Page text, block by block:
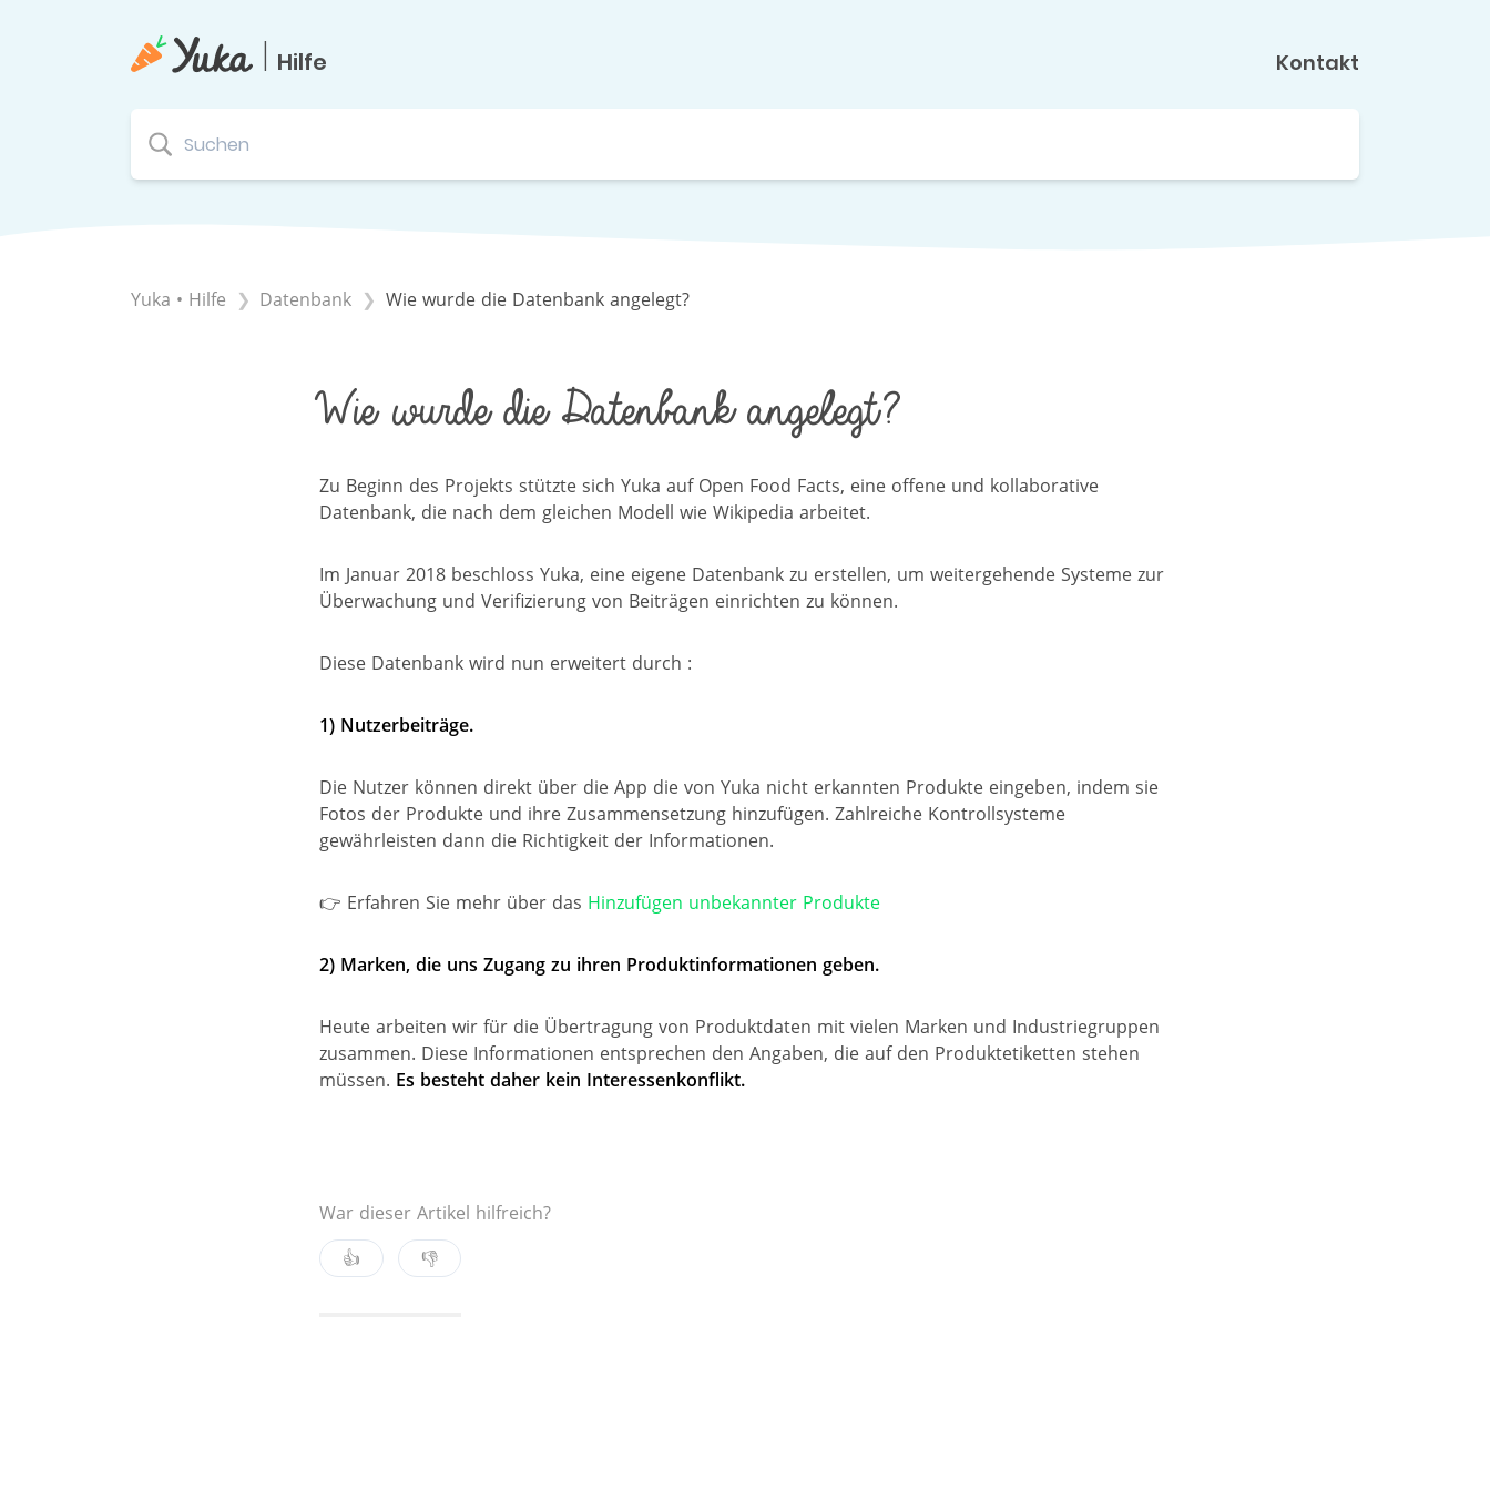
| Hilfe Kontakt
Yuka • Hilfe ​Datenbank Wie wurde die Datenbank angelegt?
Wie wurde die Datenbank angelegt?
Zu Beginn des Projekts stützte sich Yuka auf Open Food Facts, eine offene und kollaborative
Datenbank, die nach dem gleichen Modell wie Wikipedia arbeitet.
Im Januar 2018 beschloss Yuka, eine eigene Datenbank zu erstellen, um weitergehende Systeme zur
Überwachung und Verifizierung von Beiträgen einrichten zu können.
Diese Datenbank wird nun erweitert durch :
1) Nutzerbeiträge.
Die Nutzer können direkt über die App die von Yuka nicht erkannten Produkte eingeben, indem sie
Fotos der Produkte und ihre Zusammensetzung hinzufügen. Zahlreiche Kontrollsysteme
gewährleisten dann die Richtigkeit der Informationen.
👉 Erfahren Sie mehr über das Hinzufügen unbekannter Produkte
2) Marken, die uns Zugang zu ihren Produktinformationen geben.
Heute arbeiten wir für die Übertragung von Produktdaten mit vielen Marken und Industriegruppen
zusammen. Diese Informationen entsprechen den Angaben, die auf den Produktetiketten stehen
müssen. Es besteht daher kein Interessenkonflikt.
War dieser Artikel hilfreich?
👍
👎